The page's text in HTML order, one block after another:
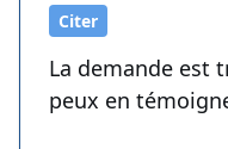
Citer
La demande est
peux en